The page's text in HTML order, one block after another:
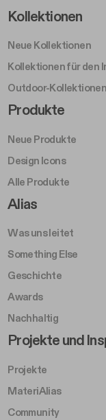
Footer Left
Kollektionen
Neue Kollektionen
Kollektionen für den
Outdoor-Kollektionen
Footer
Produkte
Neue Produkte
Design Icons
Alle Produkte
Footer
Alias
Was uns leitet
Something Else
Geschichte
Awards
Nachhaltig
Footer Left
Projekte und
Projekte
MateriAlias
Community